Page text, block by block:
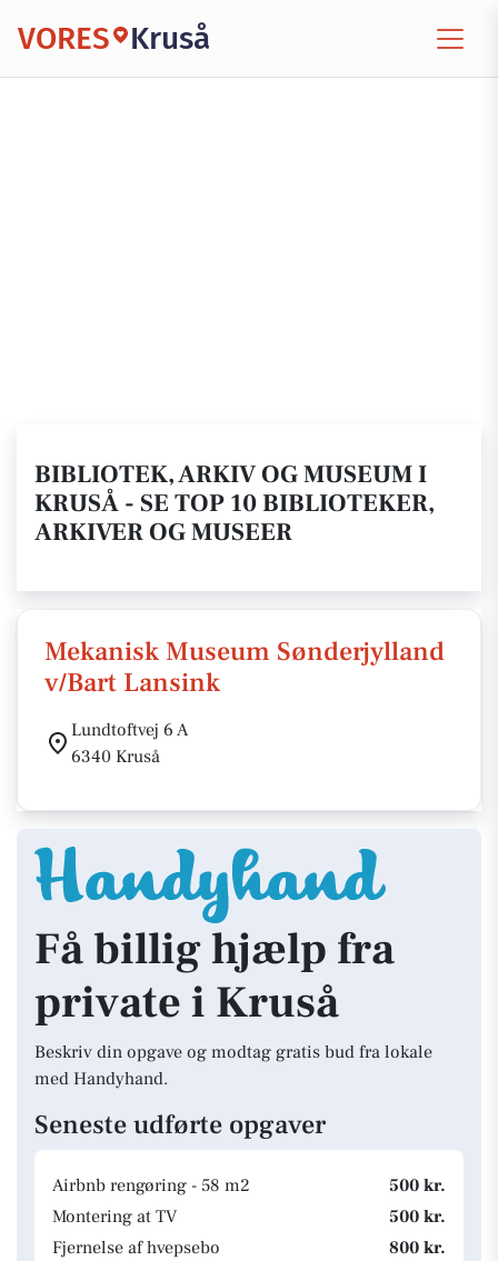
VORES Kruså
BIBLIOTEK, ARKIV OG MUSEUM I
KRUSÅ - SE TOP 10 BIBLIOTEKER,
ARKIVER OG MUSEER
Mekanisk Museum Sønderjylland
v/Bart Lansink
Lundtoftvej 6 A
6340 Kruså
Få billig hjælp fra
private i Kruså
Beskriv din opgave og modtag gratis bud fra lokale
med Handyhand.
Seneste udførte opgaver
Airbnb rengøring - 58 m2
500 kr.
Montering at TV
500 kr.
Fjernelse af hvepsebo
800 kr.